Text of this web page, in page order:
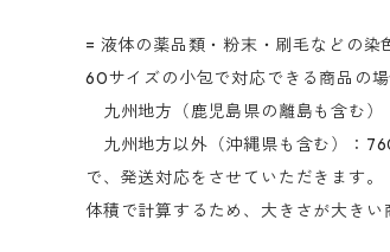
= 液体の薬品類・粉末・刷毛などの染
60サイズの小包で対応できる商品の
九州地方（鹿児島県の離島も含む
九州地方以外（沖縄県も含む）：
で、発送対応をさせていただきます。
体積で計算するため、大きさが大きい